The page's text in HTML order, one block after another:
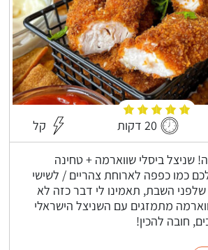
20 דקות קל
שניצל ביסלי שווארמה + טחינה
כמו כפפה לארוחת צהריים / לשישי
השבת, תאמינו לי דבר כזה לא
מתמזגים עם השניצל הישראלי
חובה להכין!